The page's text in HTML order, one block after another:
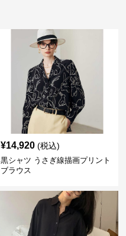
¥14,920 (税込)
黒シャツ うさぎ線描画プリント
ブラウス